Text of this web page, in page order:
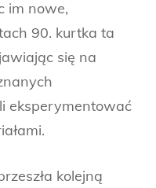
im nowe,
90. kurtka ta
się na
eksperymentować
kolejną